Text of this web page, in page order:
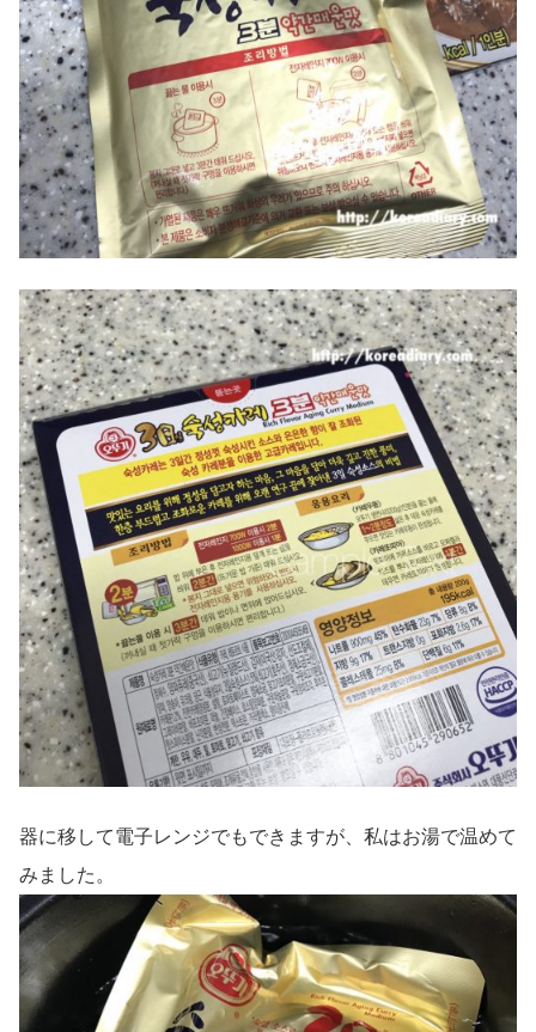
器に移して電子レンジでもできますが、私はお湯で温めて
みました。